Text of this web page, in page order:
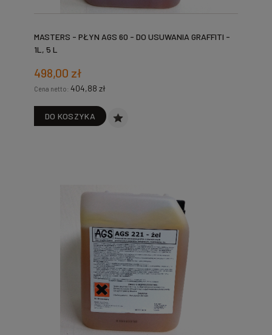
MASTERS - PŁYN AGS 60 - DO USUWANIA GRAFFITI -
1L, 5 L
498,00 zł
Cena netto: 404,88 zł
DO KOSZYKA